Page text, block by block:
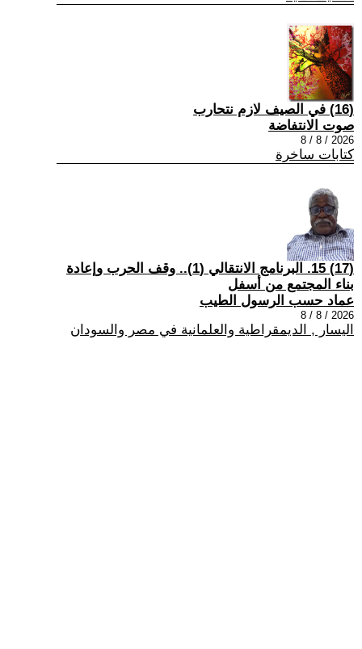
(16) في الصيف لازم نتحارب
صوت الانتفاضة
2026 / 8 / 8
كتابات ساخرة
(17) 15. البرنامج الانتقالي (1).. وقف الحرب وإعادة
بناء المجتمع من أسفل
عماد حسب الرسول الطيب
2026 / 8 / 8
اليسار , الديمقراطية والعلمانية في مصر والسودان